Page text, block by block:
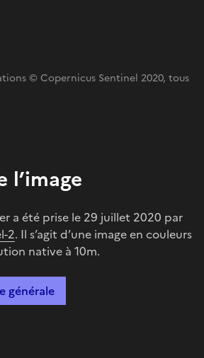
© Copernicus Sentinel 2020, tous
l’image
a été prise le 29 juillet 2020 par
2. Il s’agit d’une image en couleurs
native à 10m.
générale